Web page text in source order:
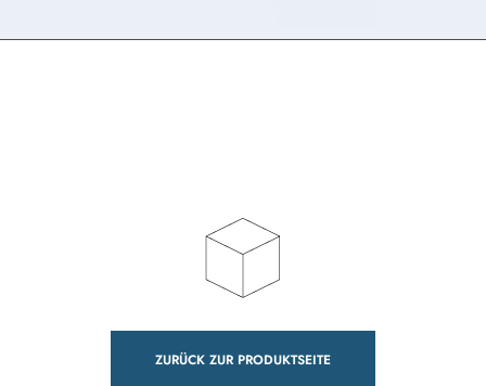
ZURÜCK ZUR PRODUKTSEITE